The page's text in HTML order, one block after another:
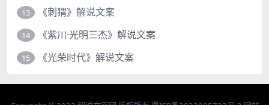
13 《刺猬》解说文案
14 《紫川·光明三杰》解说文案
15 《光荣时代》解说文案